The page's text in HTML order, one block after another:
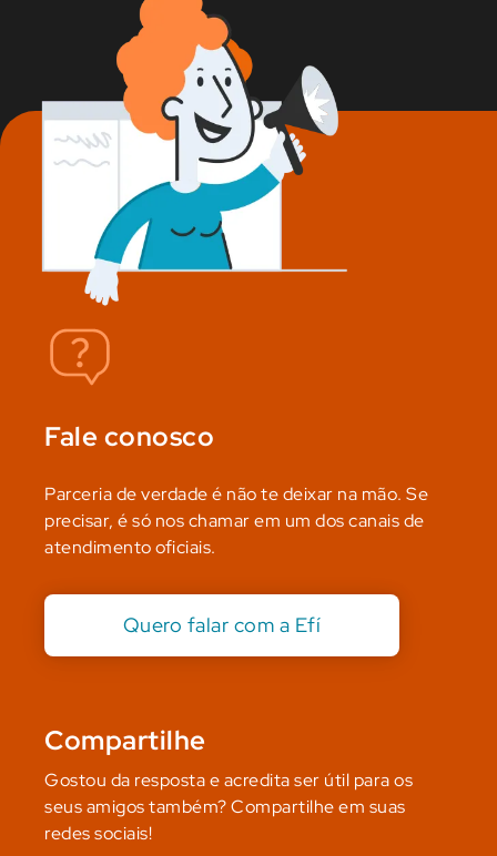
Fale conosco
Parceria de verdade é não te deixar na mão. Se
precisar, é só nos chamar em um dos canais de
atendimento oficiais.
Quero falar com a Efí
Compartilhe
Gostou da resposta e acredita ser útil para os
seus amigos também? Compartilhe em suas
redes sociais!